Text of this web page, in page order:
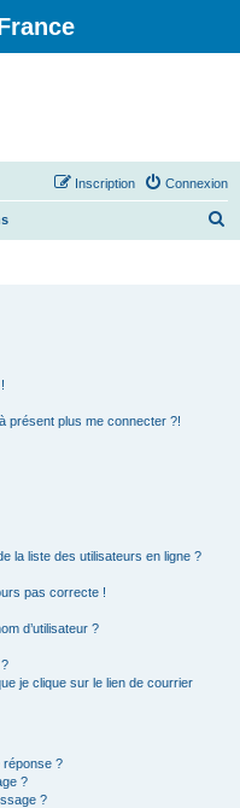
Connexion
Inscription
présent plus me connecter ?!
la liste des utilisateurs en ligne ?
pas correcte !
d’utilisateur ?
je clique sur le lien de courrier
réponse ?
?
?